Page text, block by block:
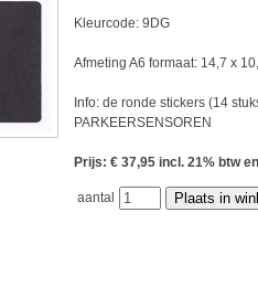
Kleurcode: 9DG
Afmeting A6 formaat: 14,7 x
Info: de ronde stickers (14
PARKEERSENSOREN
Prijs: € 37,95 incl. 21% btw
aantal